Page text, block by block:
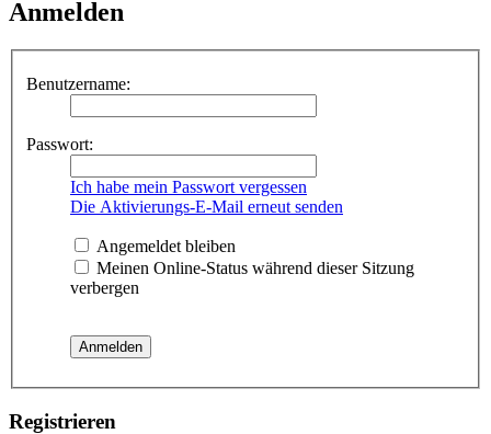
Anmelden
Benutzername:
Passwort:
Ich habe mein Passwort vergessen
Die Aktivierungs-E-Mail erneut senden
Angemeldet bleiben
Meinen Online-Status während dieser Sitzung
verbergen
Registrieren